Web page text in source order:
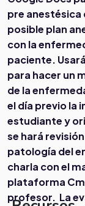
pre anestésica
posible plan
con la
paciente.
para hacer un
de la
el día previo la
estudiante y
se hará
patología del
charla con el
plataforma
profesor. La